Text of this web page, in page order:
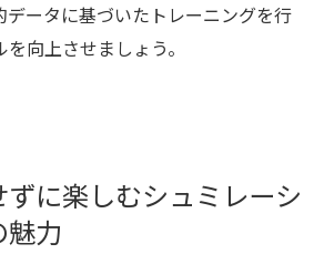
データに基づいたトレーニングを行
向上させましょう。
に楽しむシュミレーシ
魅力